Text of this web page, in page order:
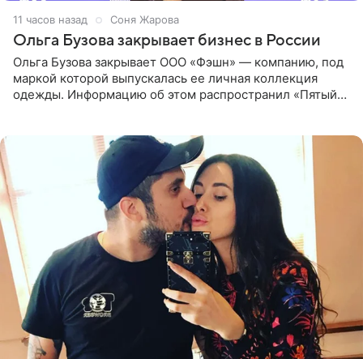
11 часов назад Соня Жарова
Ольга Бузова закрывает бизнес в России
Ольга Бузова закрывает ООО «Фэшн» — компанию, под
маркой которой выпускалась ее личная коллекция
одежды. Информацию об этом распространил «Пятый